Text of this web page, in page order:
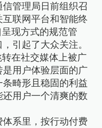
管理局日前组织召
联网平台和智能终
现方式的规范管
引起了大众关注。
在社交媒体上被广
用户体验层面的广
畸形且稳固的利益
用户一个清爽的数
系里，按行动付费